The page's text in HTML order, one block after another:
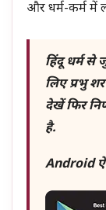
और धर्म-कर्म में
हिंदू धर्म से
लिए प्रभु
देखें फिर
है.
Android